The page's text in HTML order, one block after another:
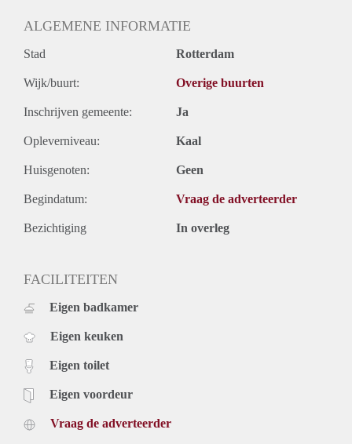
ALGEMENE INFORMATIE
Stad Rotterdam
Wijk/buurt: Overige buurten
Inschrijven gemeente: Ja
Opleverniveau: Kaal
Huisgenoten: Geen
Begindatum: Vraag de adverteerder
Bezichtiging In overleg
FACILITEITEN
Eigen badkamer
Eigen keuken
Eigen toilet
Eigen voordeur
Vraag de adverteerder